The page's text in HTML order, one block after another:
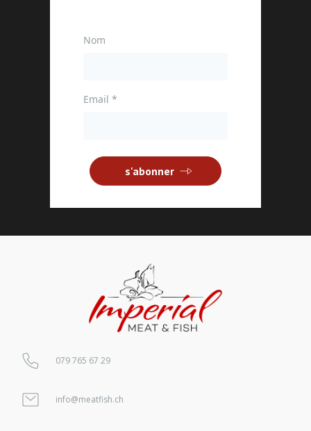
Nom
Email *
s'abonner
079 765 67 29
info@meatfish.ch